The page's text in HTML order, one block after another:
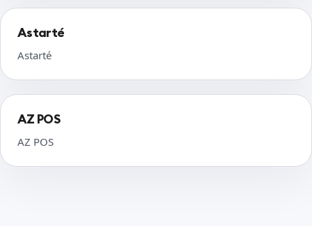
Astarté
Astarté
AZ POS
AZ POS